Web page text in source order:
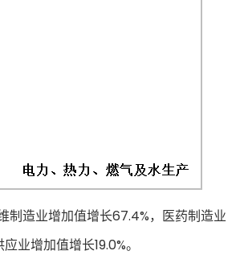
制造业增加值增长67.4%，医药制造业
业增加值增长19.0%。